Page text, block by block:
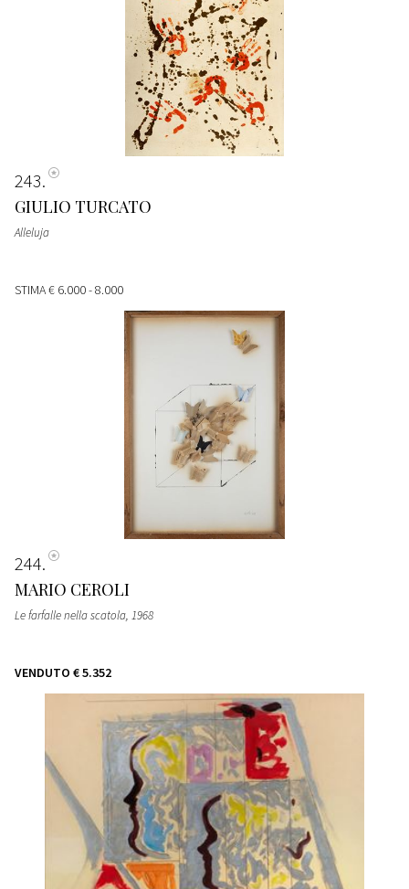
243
GIULIO TURCATO
Alleluja
STIMA€ 6.000 - 8.000
244
MARIO CEROLI
Le farfalle nella scatola, 1968
VENDUTO € 5.352